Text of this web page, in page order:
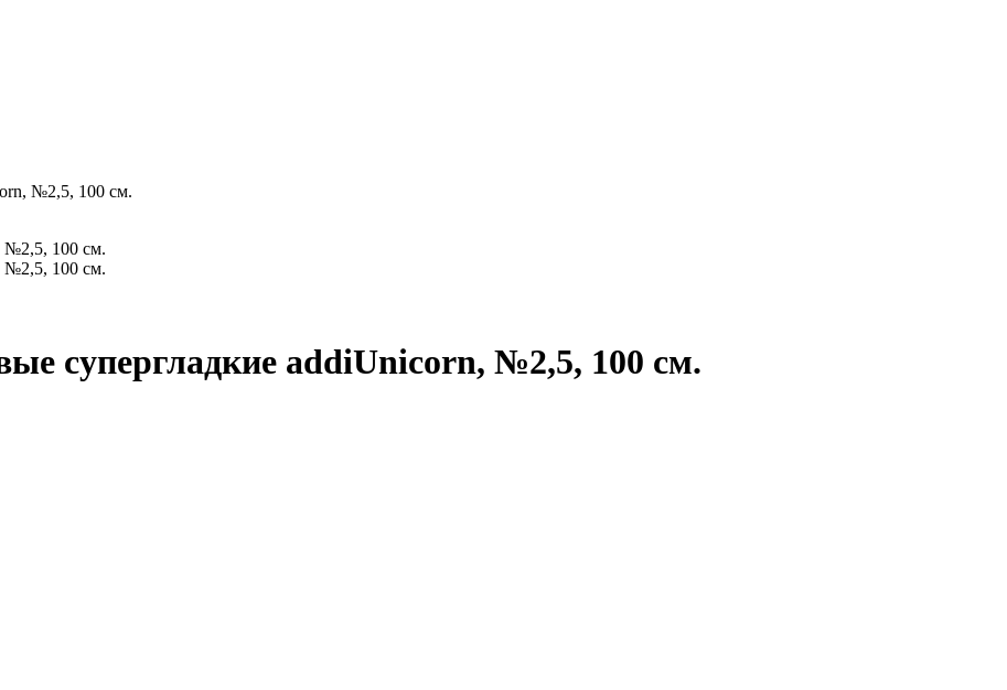
№2,5, 100 см.
супергладкие addiUnicorn, №2,5, 100 см.